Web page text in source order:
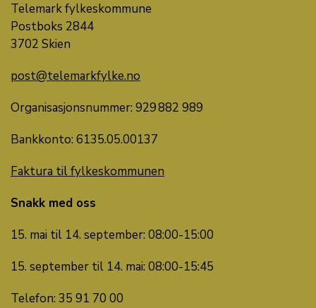
Telemark fylkeskommune
Postboks 2844
3702 Skien
post@telemarkfylke.no
Organisasjonsnummer: 929 882 989
Bankkonto: 6135.05.00137
Faktura til fylkeskommunen
Snakk med oss
15. mai til 14. september: 08:00-15:00
15. september til 14. mai: 08:00-15:45
Telefon: 35 91 70 00